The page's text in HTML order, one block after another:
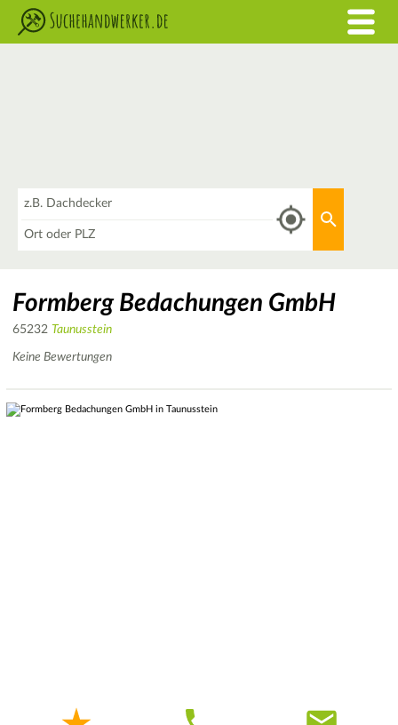
Formberg Bedachungen GmbH
65232 Taunusstein
Keine Bewertungen